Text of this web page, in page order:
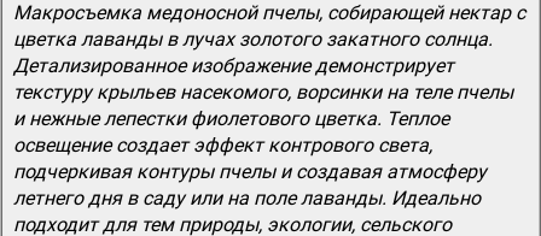
Макросъемка медоносной пчелы, собирающей нектар с
цветка лаванды в лучах золотого закатного солнца.
Детализированное изображение демонстрирует
текстуру крыльев насекомого, ворсинки на теле пчелы
и нежные лепестки фиолетового цветка. Теплое
освещение создает эффект контрового света,
подчеркивая контуры пчелы и создавая атмосферу
летнего дня в саду или на поле лаванды. Идеально
подходит для тем природы, экологии, сельского